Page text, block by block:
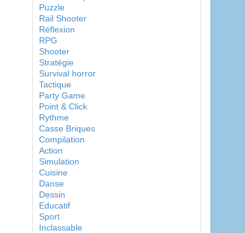
Puzzle
Rail Shooter
Réflexion
RPG
Shooter
Stratégie
Survival horror
Tactique
Party Game
Point & Click
Rythme
Casse Briques
Compilation
Action
Simulation
Cuisine
Danse
Dessin
Educatif
Sport
Inclassable